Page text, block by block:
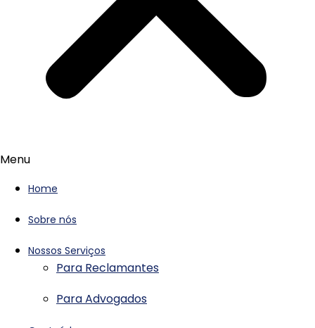
Menu
Home
Sobre nós
Nossos Serviços
Para Reclamantes
Para Advogados